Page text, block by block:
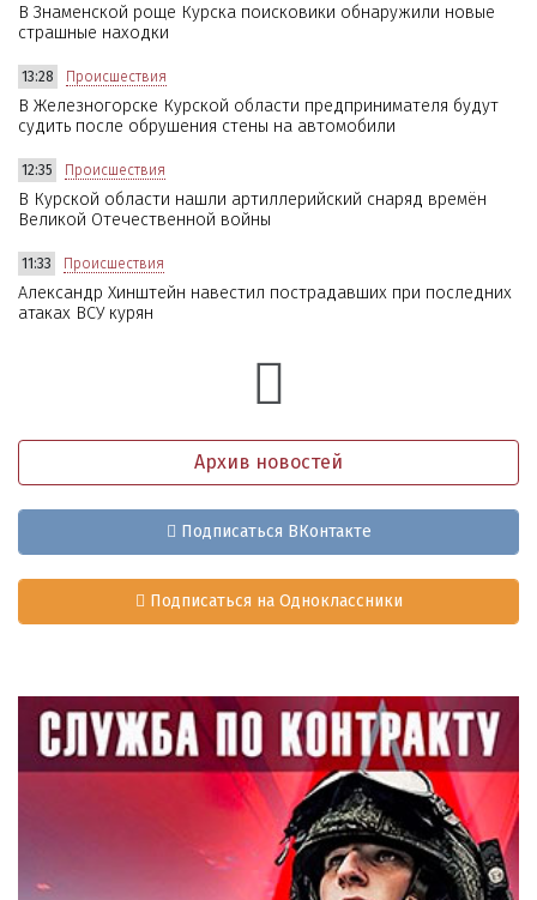
В Знаменской роще Курска поисковики обнаружили новые
страшные находки
13:28 Происшествия
В Железногорске Курской области предпринимателя будут
судить после обрушения стены на автомобили
12:35 Происшествия
В Курской области нашли артиллерийский снаряд времён
Великой Отечественной войны
11:33 Происшествия
Александр Хинштейн навестил пострадавших при последних
атаках ВСУ курян
Архив новостей
Подписаться ВКонтакте
Подписаться на Одноклассники